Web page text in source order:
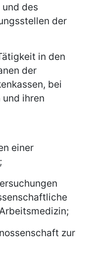
des
der
in den
der
bei
und ihren
einer
zur